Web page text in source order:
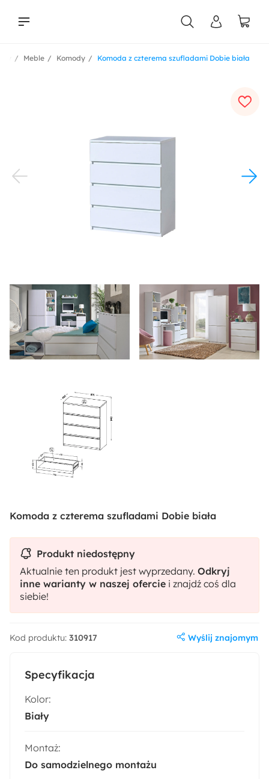
Komoda z czterema szufladami Dobie biała
Komody
Meble
Specyfikacja
Kolor:
Biały
Montaż:
Do samodzielnego montażu
Komoda z czterema szufladami Dobie biała
Produkt niedostępny
Aktualnie ten produkt jest wyprzedany. Odkryj
inne warianty w naszej ofercie i znajdź coś dla
siebie!
Kod produktu: 310917 Wyślij znajomym